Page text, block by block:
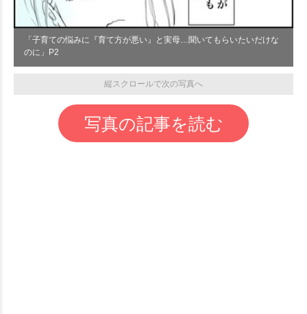
「子育ての悩みに『育て方が悪い』と実母…聞いてもらいたいだけな
のに」P2
縦スクロールで次の写真へ
写真の記事を読む